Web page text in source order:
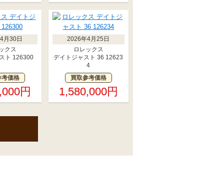
月30日
クス
ト 126300
考価格
円
2026年4月25日
ロレックス
デイトジャスト 36 12623
4
買取参考価格
1,580,000円